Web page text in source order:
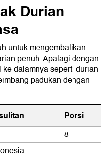
Durian
untuk mengembalikan
penuh. Apalagi dengan
dalamnya seperti durian
padukan dengan
Porsi
8